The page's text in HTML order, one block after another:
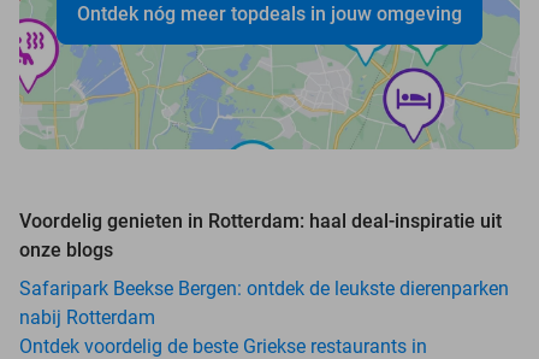
Ontdek nóg meer topdeals in jouw omgeving
Voordelig genieten in Rotterdam: haal deal-inspiratie uit
onze blogs
Safaripark Beekse Bergen: ontdek de leukste dierenparken
nabij Rotterdam
Ontdek voordelig de beste Griekse restaurants in